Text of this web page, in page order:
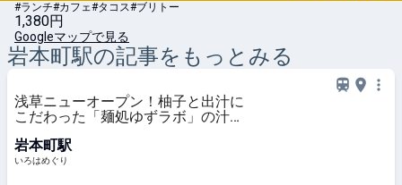
#ランチ#カフェ#タコス#ブリトー
1,380円
Googleマップで見る
岩本町駅の記事をもっとみる
浅草ニューオープン！柚子と出汁に
こだわった「麺処ゆずラボ」の汁な
いろはめぐり
岩本町駅
いろはめぐり